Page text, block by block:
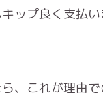
ップ良く支払い
、これが理由で